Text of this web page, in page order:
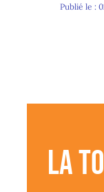
Publié le :
LA